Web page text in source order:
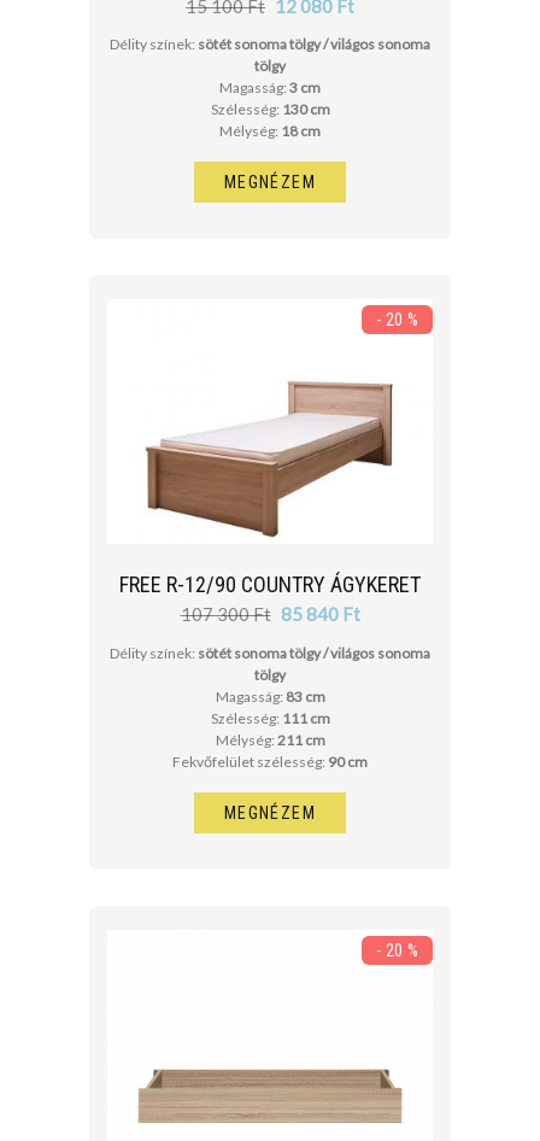
15 100 Ft 12 080 Ft
Délity színek: sötét sonoma tölgy / világos sonoma
tölgy
Magasság: 3 cm
Szélesség: 130 cm
Mélység: 18 cm
MEGNÉZEM
FREE R-12/90 COUNTRY ÁGYKERET
107 300 Ft 85 840 Ft
- 20 %
Délity színek: sötét sonoma tölgy / világos sonoma
tölgy
Magasság: 83 cm
Szélesség: 111 cm
Mélység: 211 cm
Fekvőfelület szélesség: 90 cm
MEGNÉZEM
- 20 %